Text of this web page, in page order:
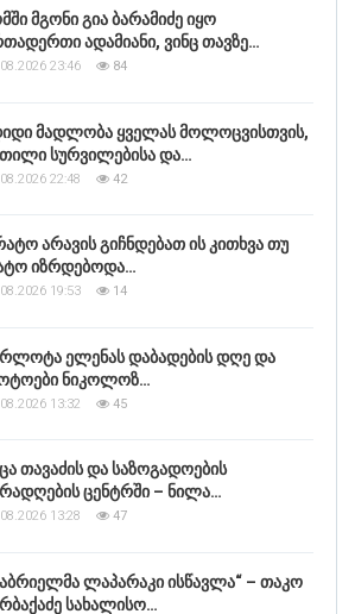
მგონი გია ბარამიძე იყო
ადამიანი, ვინც თავზე…
23:46 84
მადლობა ყველას მოლოცვისთვის,
სურვილებისა და…
22:48 42
არავის გიჩნდებათ ის კითხვა თუ
იზრდებოდა…
19:53 14
ელენას დაბადების დღე და
ნიკოლოზ…
13:32 45
თავაძის და საზოგადოების
ცენტრში – ნილა…
13:28 47
ლაპარაკი ისწავლა“ – თაკო
სახალისო…